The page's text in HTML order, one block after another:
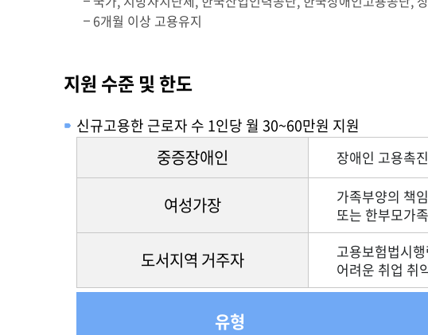
6개월 이상 고용유지
지원 수준 및 한도
신규고용한 근로자 수 1인당 월 30~60만원 지원
중증장애인 장애인 고용촉
여성가장
가족부양의 책
또는 한부모가
도서지역 거주자
고용보험법시
어려운 취업 취
유형